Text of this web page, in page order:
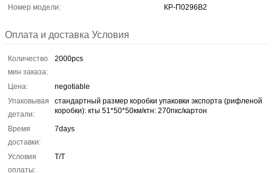
Номер модели:
КР-П0296В2
Оплата и доставка Условия
Количество
мин заказа:
2000pcs
Цена:
negotiable
Упаковывая
детали:
стандартный размер коробки упаковки экспорта (рифленой
коробки): кты 51*50*50км/ктн: 270пкс/картон
Время
доставки:
7days
Условия
оплаты:
T/T